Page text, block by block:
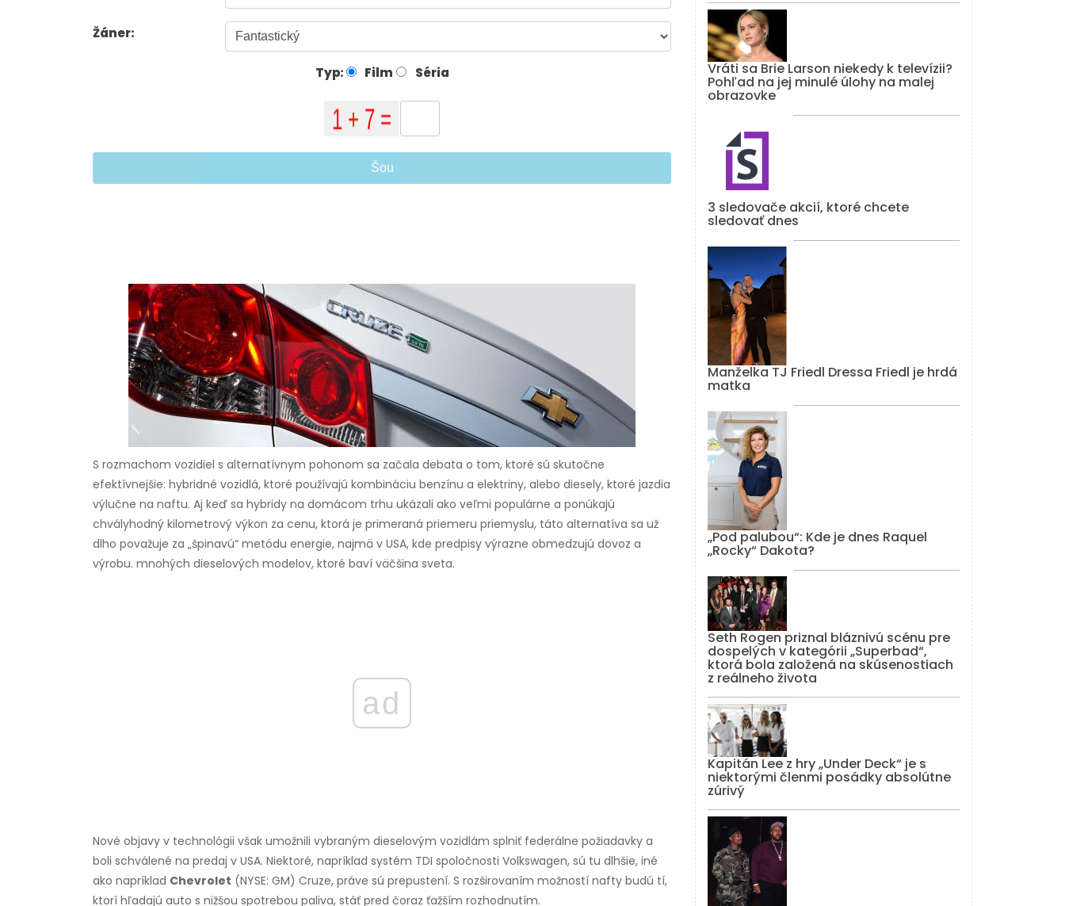
Žáner:
Typ: Film Séria
Šou
S rozmachom vozidiel s alternatívnym pohonom sa začala debata o tom, ktoré sú skutočne
efektívnejšie: hybridné vozidlá, ktoré používajú kombináciu benzínu a elektriny, alebo diesely, ktoré jazdia
výlučne na naftu. Aj keď sa hybridy na domácom trhu ukázali ako veľmi populárne a ponúkajú
chvályhodný kilometrový výkon za cenu, ktorá je primeraná priemeru priemyslu, táto alternatíva sa už
dlho považuje za „špinavú“ metódu energie, najmä v USA, kde predpisy výrazne obmedzujú dovoz a
výrobu. mnohých dieselových modelov, ktoré baví väčšina sveta.
ad
Nové objavy v technológii však umožnili vybraným dieselovým vozidlám splniť federálne požiadavky a
boli schválené na predaj v USA. Niektoré, napríklad systém TDI spoločnosti Volkswagen, sú tu dlhšie, iné
ako napríklad Chevrolet (NYSE: GM) Cruze, práve sú prepustení. S rozširovaním možností nafty budú tí,
ktorí hľadajú auto s nižšou spotrebou paliva, stáť pred čoraz ťažším rozhodnutím.
Vráti sa Brie Larson niekedy k televízii?
Pohľad na jej minulé úlohy na malej
obrazovke
3 sledovače akcií, ktoré chcete
sledovať dnes
Manželka TJ Friedl Dressa Friedl je hrdá
matka
„Pod palubou“: Kde je dnes Raquel
„Rocky“ Dakota?
Seth Rogen priznal bláznivú scénu pre
dospelých v kategórii „Superbad“,
ktorá bola založená na skúsenostiach
z reálneho života
Kapitán Lee z hry „Under Deck“ je s
niektorými členmi posádky absolútne
zúrivý